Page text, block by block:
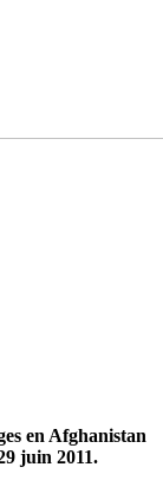
en Afghanistan
juin 2011.